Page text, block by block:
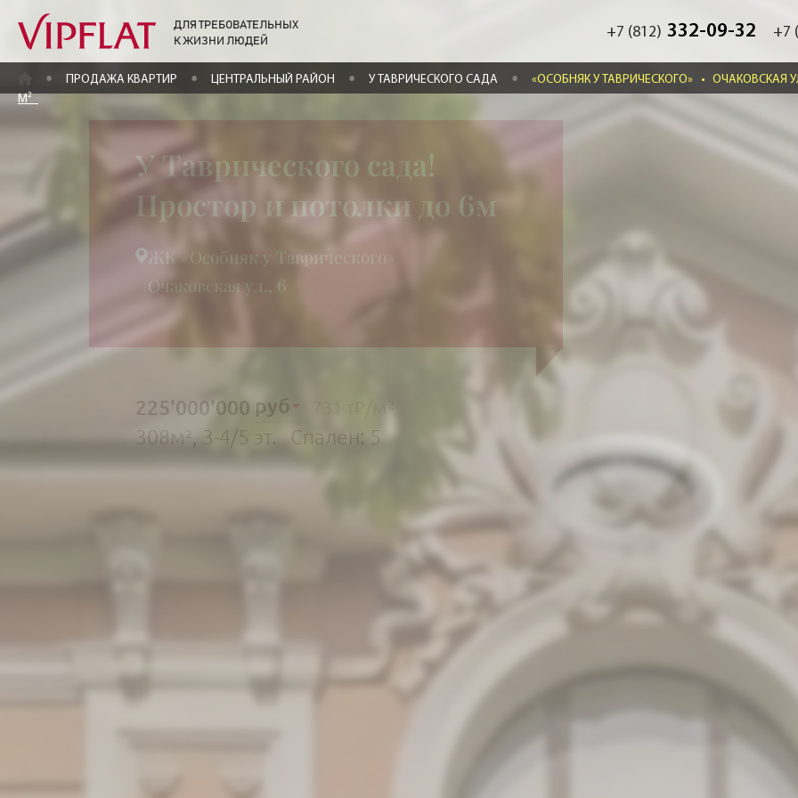
ДЛЯ ТРЕБОВАТЕЛЬНЫХ
К ЖИЗНИ ЛЮДЕЙ
+7 (812) 332-09-32 +7
ГЛАВНАЯПРОДАЖА КВАРТИР ЦЕНТРАЛЬНЫЙ РАЙОН У ТАВРИЧЕСКОГО САДА «ОСОБНЯК У ТАВРИЧЕСКОГО» • ОЧАКОВСКАЯ
М²
У Таврического сада!
Простор и потолки до 6м
ЖК «Особняк у Таврического»
Очаковская ул., 6
225'000'000 руб /м²